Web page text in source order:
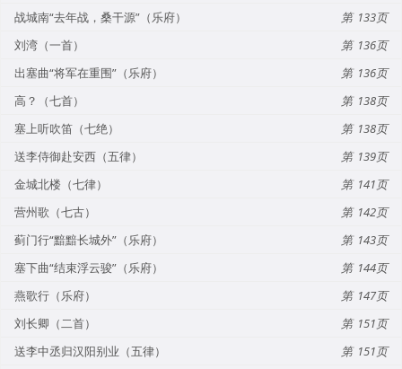
战城南“去年战，桑干源”（乐府）
133
刘湾（一首）
136
出塞曲“将军在重围”（乐府）
136
高？（七首）
138
塞上听吹笛（七绝）
138
送李侍御赴安西（五律）
139
金城北楼（七律）
141
营州歌（七古）
142
蓟门行“黯黯长城外”（乐府）
143
塞下曲“结束浮云骏”（乐府）
144
燕歌行（乐府）
147
刘长卿（二首）
151
送李中丞归汉阳别业（五律）
151